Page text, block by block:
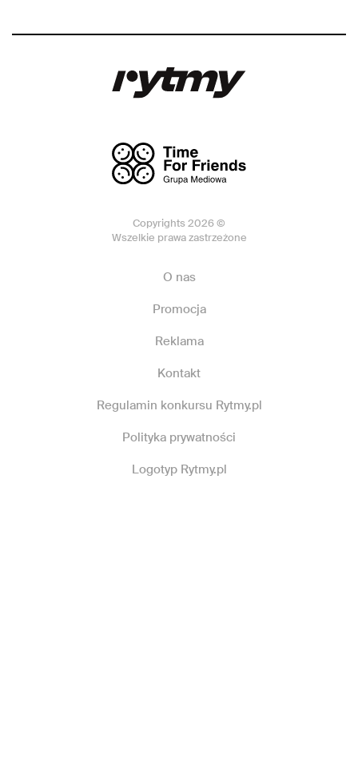
Copyrights 2026 ©
Wszelkie prawa zastrzeżone
O nas
Promocja
Reklama
Kontakt
Regulamin konkursu Rytmy.pl
Polityka prywatności
Logotyp Rytmy.pl